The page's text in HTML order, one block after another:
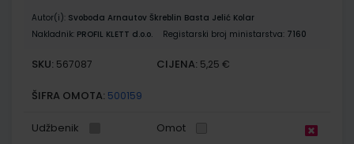
Autor(i): Svoboda Arnautov Škreblin Basta Jelić Kolar
Nakladnik: PROFIL KLETT d.o.o. Registarski broj ministarstva: 7160
SKU: 567087 CIJENA: 5,25 €
ŠIFRA OMOTA: 500159
Udžbenik Omot